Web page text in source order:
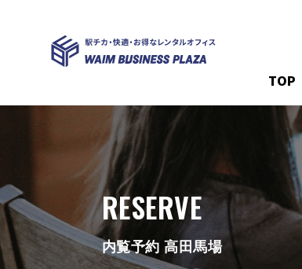
TOP
RESERVE
内覧予約 高田馬場